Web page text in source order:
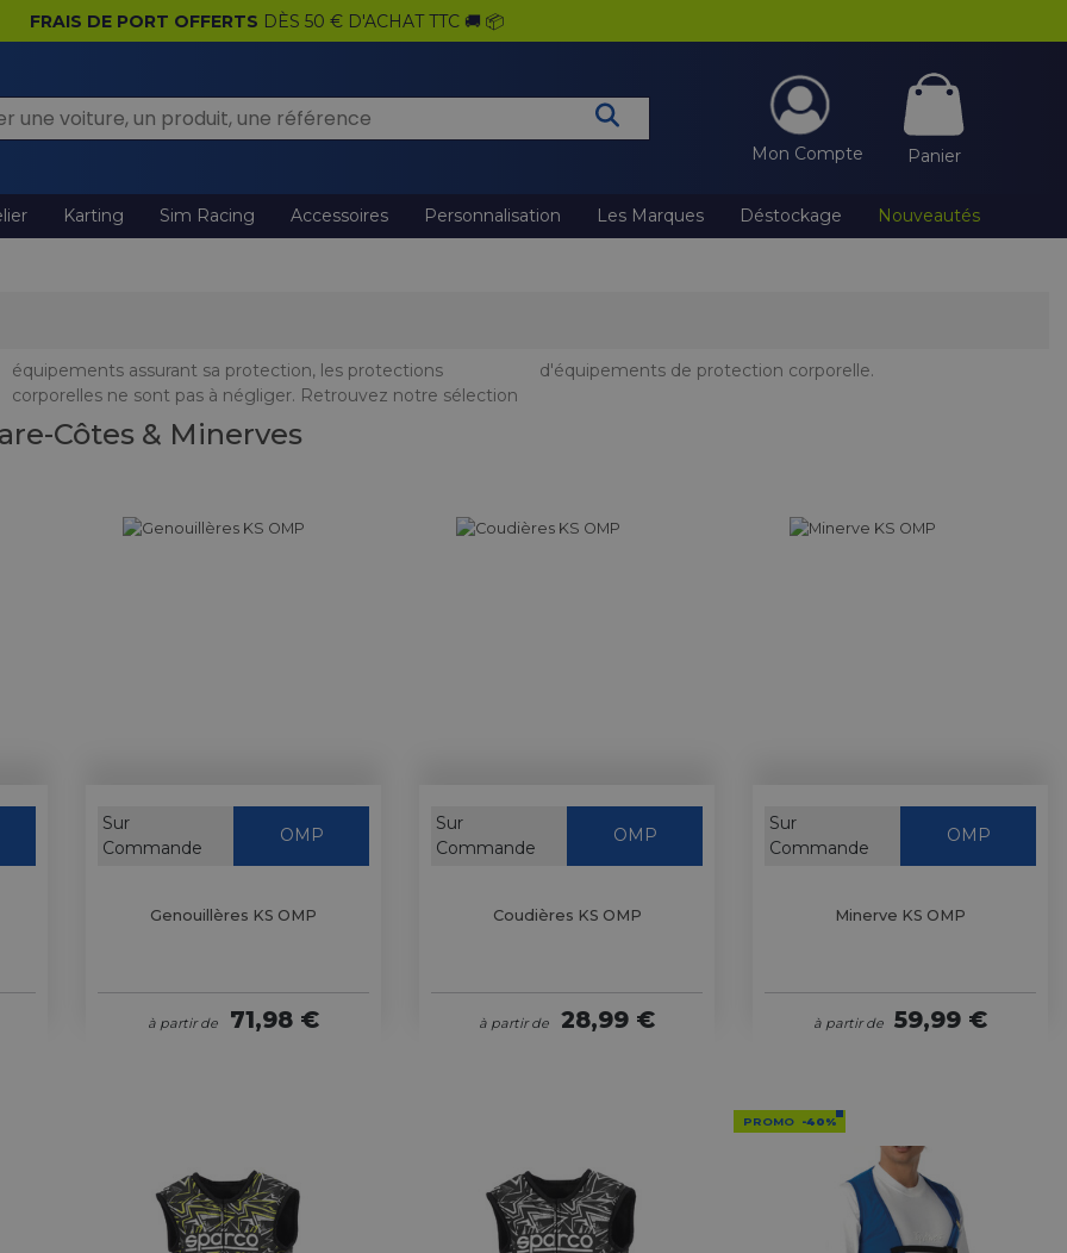
FRAIS DE PORT OFFERTS DÈS 50 € D'ACHAT TTC 🚚 📦
Mon Compte Panier
Karting Sim Racing Accessoires Personnalisation Les Marques Déstockage Nouveautés
d'équipements de protection corporelle.
Côtes & Minerves
Sur
Commande
OMP
Genouillères KS OMP
à partir de 71,98 €
Sur
Commande
OMP
Coudières KS OMP
à partir de 28,99 €
Sur
Commande
OMP
Minerve KS OMP
à partir de 59,99 €
PROMO -40%